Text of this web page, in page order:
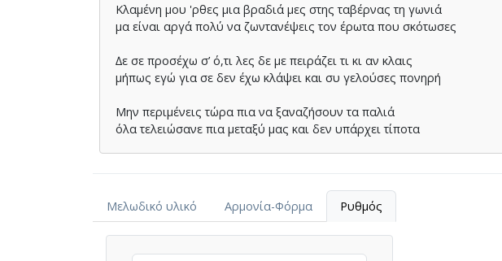
Κλαµένη μου 'ρθες µια βραδιά µες στης ταβέρνας τη γωνιά
µα είναι αργά πολύ να ζωντανέψεις τον έρωτα που σκότωσες
∆ε σε προσέχω σ’ ό,τι λες δε µε πειράζει τι κι αν κλαις
µήπως εγώ για σε δεν έχω κλάψει και συ γελούσες πονηρή
Μην περιµένεις τώρα πια να ξαναζήσουν τα παλιά
όλα τελειώσανε πια µεταξύ µας και δεν υπάρχει τίποτα
Μελωδικό υλικό Αρμονία-Φόρμα Ρυθμός